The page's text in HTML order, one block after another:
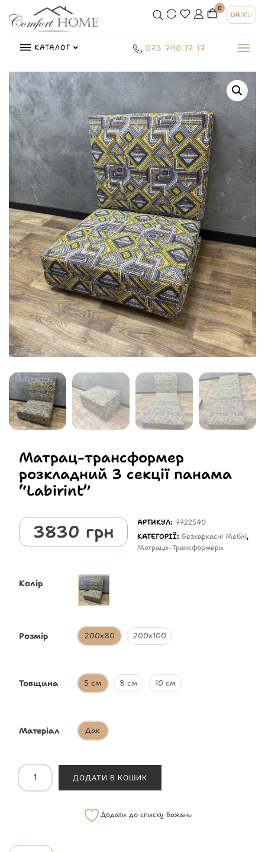
0
UA/RU
КАТАЛОГ 073 790 17 17
Матрац-трансформер
розкладний 3 секції панама
“Labirint”
3830 грн АРТИКУЛ: 7722540
КАТЕГОРІЇ: Безкаркасні Меблі,
Матраци-Трансформери
Колір
Розмір 200х80 200х100
Товщина 5 см 8 см 10 см
Матеріал Дак
ДОДАТИ В КОШИК
Додати до списку бажань